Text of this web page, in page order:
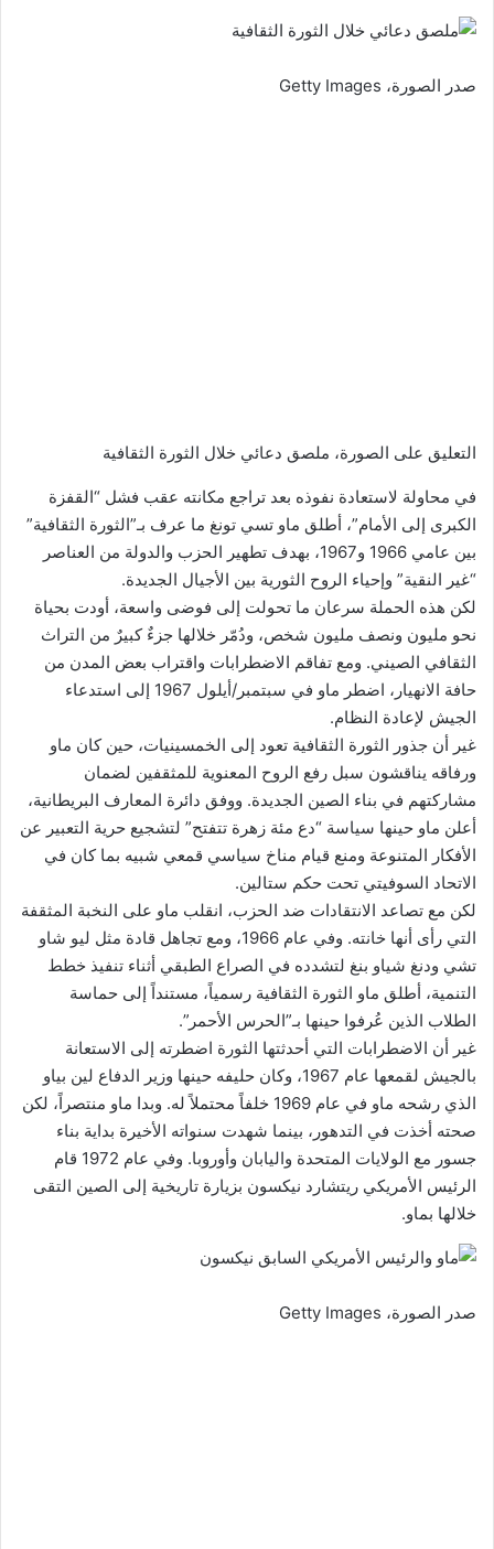
صدر الصورة، Getty Images
التعليق على الصورة، ملصق دعائي خلال الثورة الثقافية
في محاولة لاستعادة نفوذه بعد تراجع مكانته عقب فشل “القفزة
الكبرى إلى الأمام”، أطلق ماو تسي تونغ ما عرف بـ”الثورة الثقافية”
بين عامي 1966 و1967، بهدف تطهير الحزب والدولة من العناصر
“غير النقية” وإحياء الروح الثورية بين الأجيال الجديدة.
لكن هذه الحملة سرعان ما تحولت إلى فوضى واسعة، أودت بحياة
نحو مليون ونصف مليون شخص، ودُمّر خلالها جزءٌ كبيرٌ من التراث
الثقافي الصيني. ومع تفاقم الاضطرابات واقتراب بعض المدن من
حافة الانهيار، اضطر ماو في سبتمبر/أيلول 1967 إلى استدعاء
الجيش لإعادة النظام.
غير أن جذور الثورة الثقافية تعود إلى الخمسينيات، حين كان ماو
ورفاقه يناقشون سبل رفع الروح المعنوية للمثقفين لضمان
مشاركتهم في بناء الصين الجديدة. ووفق دائرة المعارف البريطانية،
أعلن ماو حينها سياسة “دع مئة زهرة تتفتح” لتشجيع حرية التعبير عن
الأفكار المتنوعة ومنع قيام مناخ سياسي قمعي شبيه بما كان في
الاتحاد السوفيتي تحت حكم ستالين.
لكن مع تصاعد الانتقادات ضد الحزب، انقلب ماو على النخبة المثقفة
التي رأى أنها خانته. وفي عام 1966، ومع تجاهل قادة مثل ليو شاو
تشي ودنغ شياو بنغ لتشدده في الصراع الطبقي أثناء تنفيذ خطط
التنمية، أطلق ماو الثورة الثقافية رسمياً، مستنداً إلى حماسة
الطلاب الذين عُرفوا حينها بـ”الحرس الأحمر”.
غير أن الاضطرابات التي أحدثتها الثورة اضطرته إلى الاستعانة
بالجيش لقمعها عام 1967، وكان حليفه حينها وزير الدفاع لين بياو
الذي رشحه ماو في عام 1969 خلفاً محتملاً له. وبدا ماو منتصراً، لكن
صحته أخذت في التدهور، بينما شهدت سنواته الأخيرة بداية بناء
جسور مع الولايات المتحدة واليابان وأوروبا. وفي عام 1972 قام
الرئيس الأمريكي ريتشارد نيكسون بزيارة تاريخية إلى الصين التقى
خلالها بماو.
صدر الصورة، Getty Images